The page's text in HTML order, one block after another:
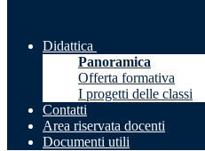
Didattica
Panoramica
Offerta formativa
I progetti delle classi
Contatti
Area riservata docenti
Documenti utili